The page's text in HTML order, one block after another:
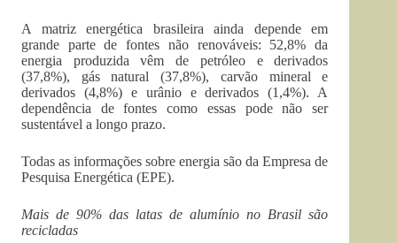
A matriz energética brasileira ainda depende em
grande parte de fontes não renováveis: 52,8% da
energia produzida vêm de petróleo e derivados
(37,8%), gás natural (37,8%), carvão mineral e
derivados (4,8%) e urânio e derivados (1,4%). A
dependência de fontes como essas pode não ser
sustentável a longo prazo.
Todas as informações sobre energia são da Empresa de
Pesquisa Energética (EPE).
Mais de 90% das latas de alumínio no Brasil são
recicladas